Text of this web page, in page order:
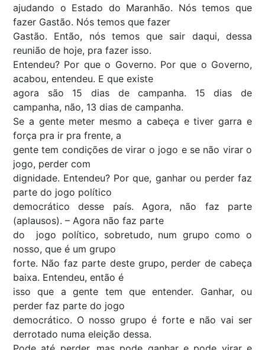
ajudando o Estado do Maranhão. Nós temos que
fazer Gastão. Nós temos que fazer
Gastão. Então, nós temos que sair daqui, dessa
reunião de hoje, pra fazer isso.
Entendeu? Por que o Governo. Por que o Governo,
acabou, entendeu. E que existe
agora são 15 dias de campanha. 15 dias de
campanha, não, 13 dias de campanha.
Se a gente meter mesmo a cabeça e tiver garra e
força pra ir pra frente, a
gente tem condições de virar o jogo e se não virar o
jogo, perder com
dignidade. Entendeu? Por que, ganhar ou perder faz
parte do jogo político
democrático desse país. Agora, não faz parte
(aplausos). – Agora não faz parte
do jogo político, sobretudo, num grupo como o
nosso, que é um grupo
forte. Não faz parte deste grupo, perder de cabeça
baixa. Entendeu, então é
isso que a gente tem que entender. Ganhar, ou
perder faz parte do jogo
democrático. O nosso grupo é forte e não vai ser
derrotado numa eleição dessa.